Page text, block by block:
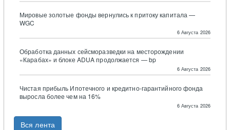
Мировые золотые фонды вернулись к притоку капитала —
WGC
6 Августа 2026
Обработка данных сейсморазведки на месторождении
«Карабах» и блоке ADUA продолжается — bp
6 Августа 2026
Чистая прибыль Ипотечного и кредитно-гарантийного фонда
выросла более чем на 16%
6 Августа 2026
Вся лента